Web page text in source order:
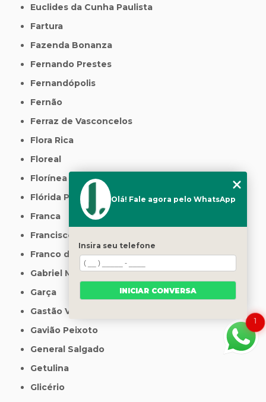
Euclides da Cunha Paulista
Fartura
Fazenda Bonanza
Fernando Prestes
Fernandópolis
Fernão
Ferraz de Vasconcelos
Flora Rica
Floreal
Florínea
Flórida Paulista
Franca
Francisco Morato
Franco da Rocha
Gabriel Monteiro
Garça
Gastão Vidigal
Gavião Peixoto
General Salgado
Getulina
Glicério
1
Olá! Fale agora pelo WhatsApp
Insira seu telefone
INICIAR CONVERSA